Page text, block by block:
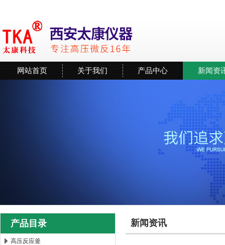
网站首页 关于我们 产品中心 新闻资
产品目录
高压反应釜
新闻资讯